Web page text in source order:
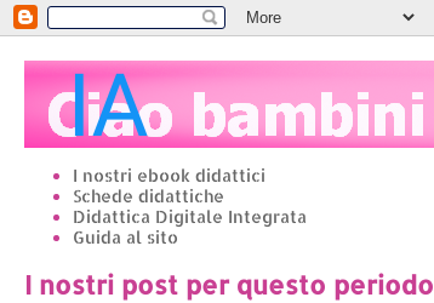
I nostri ebook didattici
Schede didattiche
Didattica Digitale Integrata
Guida al sito
I nostri post per questo periodo